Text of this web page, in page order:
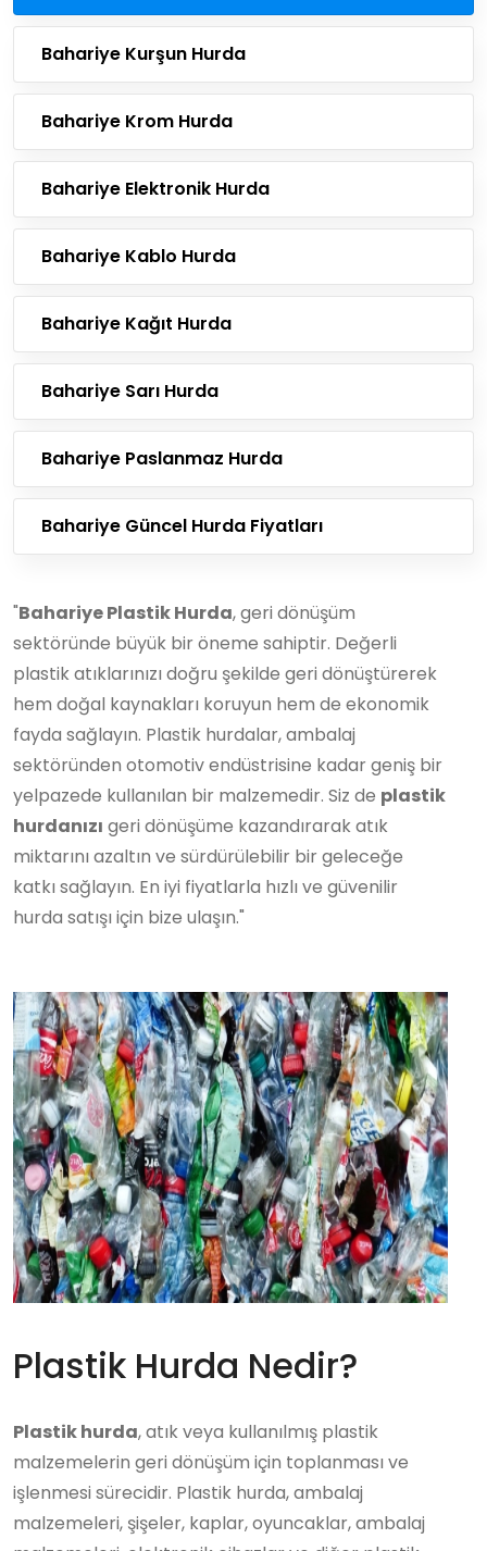
Bahariye Kurşun Hurda
Bahariye Krom Hurda
Bahariye Elektronik Hurda
Bahariye Kablo Hurda
Bahariye Kağıt Hurda
Bahariye Sarı Hurda
Bahariye Paslanmaz Hurda
Bahariye Güncel Hurda Fiyatları
"Bahariye Plastik Hurda, geri dönüşüm
sektöründe büyük bir öneme sahiptir. Değerli
plastik atıklarınızı doğru şekilde geri dönüştürerek
hem doğal kaynakları koruyun hem de ekonomik
fayda sağlayın. Plastik hurdalar, ambalaj
sektöründen otomotiv endüstrisine kadar geniş bir
yelpazede kullanılan bir malzemedir. Siz de plastik
hurdanızı geri dönüşüme kazandırarak atık
miktarını azaltın ve sürdürülebilir bir geleceğe
katkı sağlayın. En iyi fiyatlarla hızlı ve güvenilir
hurda satışı için bize ulaşın."
Plastik Hurda Nedir?
Plastik hurda, atık veya kullanılmış plastik
malzemelerin geri dönüşüm için toplanması ve
işlenmesi sürecidir. Plastik hurda, ambalaj
malzemeleri, şişeler, kaplar, oyuncaklar, ambalaj